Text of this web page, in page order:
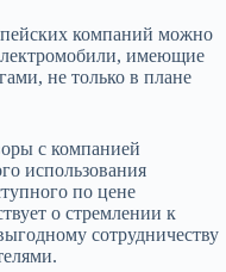
компаний можно
имеющие
не только в плане
с компанией
использования
по цене
о стремлении к
сотрудничеству